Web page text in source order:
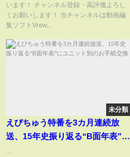
【AKB48】
います！ チャンネル登録・高評価よろし
くお願いします！ 当チャンネルは動画編
集ソフトVrew...
未分類
えびちゅう特番を3カ月連続放
送、15年史振り返る“B面年表”に